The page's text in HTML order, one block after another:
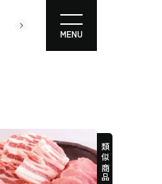
文房具
MENU
類似商品